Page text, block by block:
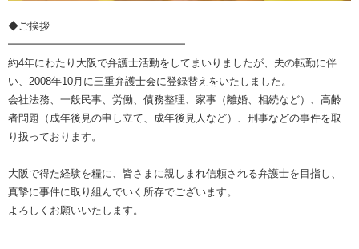
◆ご挨拶
━━━━━━━━━━━━━━━━━
約4年にわたり大阪で弁護士活動をしてまいりましたが、夫の転勤に伴
い、2008年10月に三重弁護士会に登録替えをいたしました。
会社法務、一般民事、労働、債務整理、家事（離婚、相続など）、高齢
者問題（成年後見の申し立て、成年後見人など）、刑事などの事件を取
り扱っております。
大阪で得た経験を糧に、皆さまに親しまれ信頼される弁護士を目指し、
真摯に事件に取り組んでいく所存でございます。
よろしくお願いいたします。